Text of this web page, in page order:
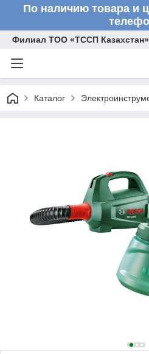
По наличию товара и
Филиал ТОО «ТССП Казахстан»
Каталог